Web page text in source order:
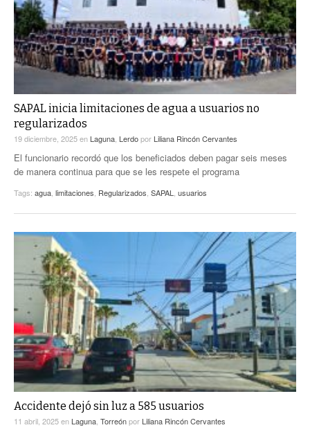
SAPAL inicia limitaciones de agua a usuarios no
regularizados
19 diciembre, 2025en Laguna Lerdopor Liliana Rincón Cervantes
El funcionario recordó que los beneficiados deben pagar seis meses
de manera continua para que se les respete el programa
Tags: agua limitaciones Regularizados SAPAL usuarios
Accidente dejó sin luz a 585 usuarios
11 abril, 2025en Laguna Torreónpor Liliana Rincón Cervantes